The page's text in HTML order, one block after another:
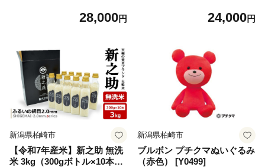
28,000円 24,000円
新潟県柏崎市
【令和7年産米】新之助 無洗
米 3kg（300gボトル×10本）
新潟県柏崎市
ブルボン プチクマぬいぐるみ
（赤色） [Y0499]